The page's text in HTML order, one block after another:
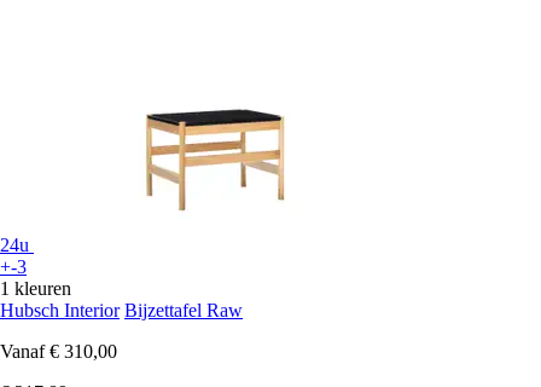
24u
+-3
1 kleuren
Hubsch Interior Bijzettafel Raw
Vanaf € 310,00